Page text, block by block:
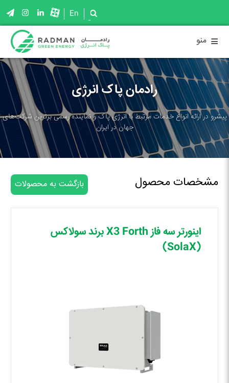
En
≡ منو
رادمان پاک انرژی
پیشرو در ارائه انواع خدمات مرتبط با انرژی پاک و نماینده رسمی برترین شرکت‌های
جهان در ایران
مشخصات محصول بازگشت به محصولات
اینورتر سه فاز X3 Forth برند سولاکس
(SolaX)